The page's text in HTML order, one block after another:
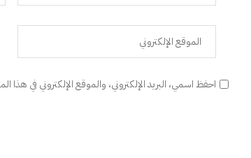
احفظ اسمي، البريد الإلكتروني، والموقع الإلكتروني في هذا